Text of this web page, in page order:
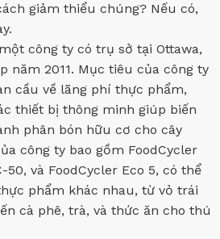
giảm thiểu chúng? Nếu có,
công ty có trụ sở tại Ottawa,
năm 2011. Mục tiêu của công ty
cầu về lãng phí thực phẩm,
thiết bị thông minh giúp biến
phân bón hữu cơ cho cây
công ty bao gồm FoodCycler
50, và FoodCycler Eco 5, có thể
phẩm khác nhau, từ vỏ trái
cà phê, trà, và thức ăn cho thú